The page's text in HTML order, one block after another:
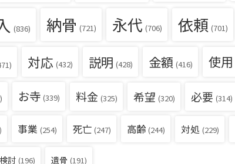
(836) 納骨 (721) 永代 (706) 依頼 (701)
対応 (432) 説明 (428) 金額 (416) 使用
お寺 (339) 料金 (325) 希望 (320) 必要 (314)
事業 (254) 死亡 (247) 高齢 (244) 対処 (229)
検討 (196) 遺骨 (191)